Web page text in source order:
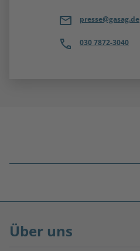
presse@gasag.de
030 7872-3040
Über uns